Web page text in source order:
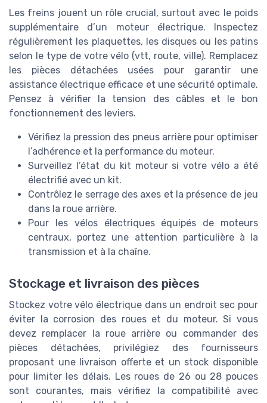
Les freins jouent un rôle crucial, surtout avec le poids
supplémentaire d’un moteur électrique. Inspectez
régulièrement les plaquettes, les disques ou les patins
selon le type de votre vélo (vtt, route, ville). Remplacez
les pièces détachées usées pour garantir une
assistance électrique efficace et une sécurité optimale.
Pensez à vérifier la tension des câbles et le bon
fonctionnement des leviers.
Vérifiez la pression des pneus arrière pour optimiser
l’adhérence et la performance du moteur.
Surveillez l’état du kit moteur si votre vélo a été
électrifié avec un kit.
Contrôlez le serrage des axes et la présence de jeu
dans la roue arrière.
Pour les vélos électriques équipés de moteurs
centraux, portez une attention particulière à la
transmission et à la chaîne.
Stockage et livraison des pièces
Stockez votre vélo électrique dans un endroit sec pour
éviter la corrosion des roues et du moteur. Si vous
devez remplacer la roue arrière ou commander des
pièces détachées, privilégiez des fournisseurs
proposant une livraison offerte et un stock disponible
pour limiter les délais. Les roues de 26 ou 28 pouces
sont courantes, mais vérifiez la compatibilité avec